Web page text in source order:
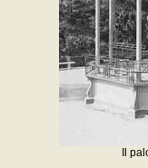
Il